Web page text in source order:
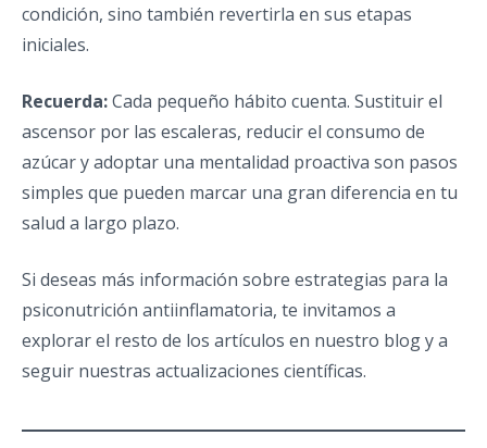
condición, sino también revertirla en sus etapas
iniciales.
Recuerda:Cada pequeño hábito cuenta. Sustituir el
ascensor por las escaleras, reducir el consumo de
azúcar y adoptar una mentalidad proactiva son pasos
simples que pueden marcar una gran diferencia en tu
salud a largo plazo.
Si deseas más información sobre estrategias para la
psiconutrición antiinflamatoria, te invitamos a
explorar el resto de los artículos en nuestro blog y a
seguir nuestras actualizaciones científicas.